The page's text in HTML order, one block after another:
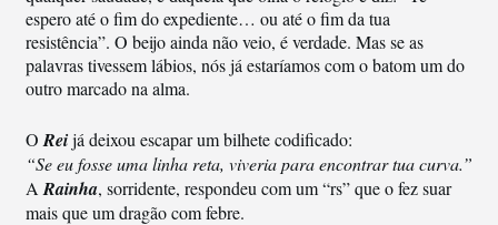
espero até o fim do expediente… ou até o fim da tua
resistência”. O beijo ainda não veio, é verdade. Mas se as
palavras tivessem lábios, nós já estaríamos com o batom um do
outro marcado na alma.
O Reijá deixou escapar um bilhete codificado:
“Se eu fosse uma linha reta, viveria para encontrar tua curva.”
A Rainha, sorridente, respondeu com um “rs” que o fez suar
mais que um dragão com febre.